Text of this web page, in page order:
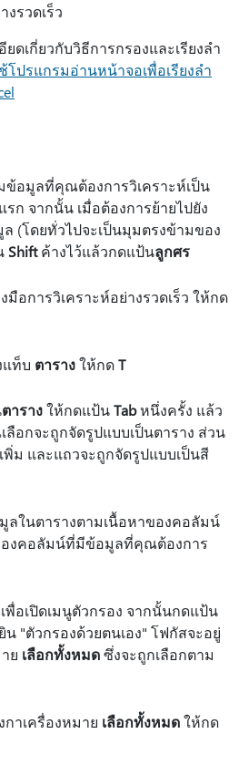
งรวดเร็ว
ดเกี่ยวกับวิธีการกรองและเรียงลํา
โปรแกรมอ่านหน้าจอเพื่อเรียงลํา
ข้อมูลที่คุณต้องการวิเคราะห์เป็น
รก จากนั้น เมื่อต้องการย้ายไปยัง
(โดยทั่วไปจะเป็นมุมตรงข้ามของ
Shiftค้างไว้แล้วกดแป้นลูกศร
มือการวิเคราะห์อย่างรวดเร็ว ให้กด
แท็บ ตารางให้กดT
ตารางให้กดแป้นTabหนึ่งครั้ง แล้ว
อกจะถูกจัดรูปแบบเป็นตาราง ส่วน
ม และแถวจะถูกจัดรูปแบบเป็นสี
ลในตารางตามเนื้อหาของคอลัมน์
องคอลัมน์ที่มีข้อมูลที่คุณต้องการ
พื่อเปิดเมนูตัวกรอง จากนั้นกดแป้น
"ตัวกรองด้วยตนเอง" โฟกัสจะอยู่
ย เลือกทั้งหมดซึ่งจะถูกเลือกตาม
กาเครื่องหมาย เลือกทั้งหมดให้กด